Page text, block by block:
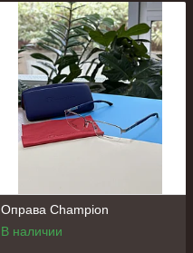
Оправа Champion
В наличии